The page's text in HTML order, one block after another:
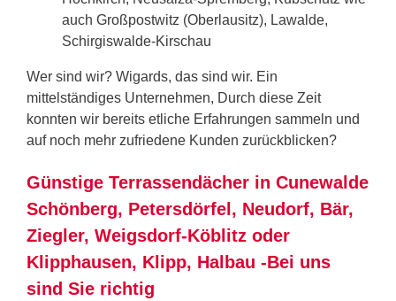
auch Großpostwitz (Oberlausitz), Lawalde,
Schirgiswalde-Kirschau
Wer sind wir? Wigards, das sind wir. Ein
mittelständiges Unternehmen, Durch diese Zeit
konnten wir bereits etliche Erfahrungen sammeln und
auf noch mehr zufriedene Kunden zurückblicken?
Günstige Terrassendächer in Cunewalde
Schönberg, Petersdörfel, Neudorf, Bär,
Ziegler, Weigsdorf-Köblitz oder
Klipphausen, Klipp, Halbau -Bei uns
sind Sie richtig